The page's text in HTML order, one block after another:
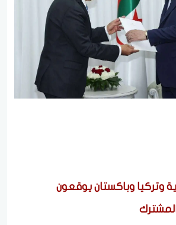
وتركيا وباكستان يوقعون